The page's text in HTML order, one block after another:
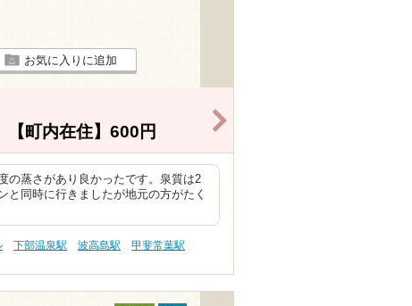
お気に入りに追加
町内在住】600円
の蒸さがあり良かったです。泉質は2
同時に行きましたが地元の方がたく
下部温泉駅 波高島駅
甲斐常葉駅